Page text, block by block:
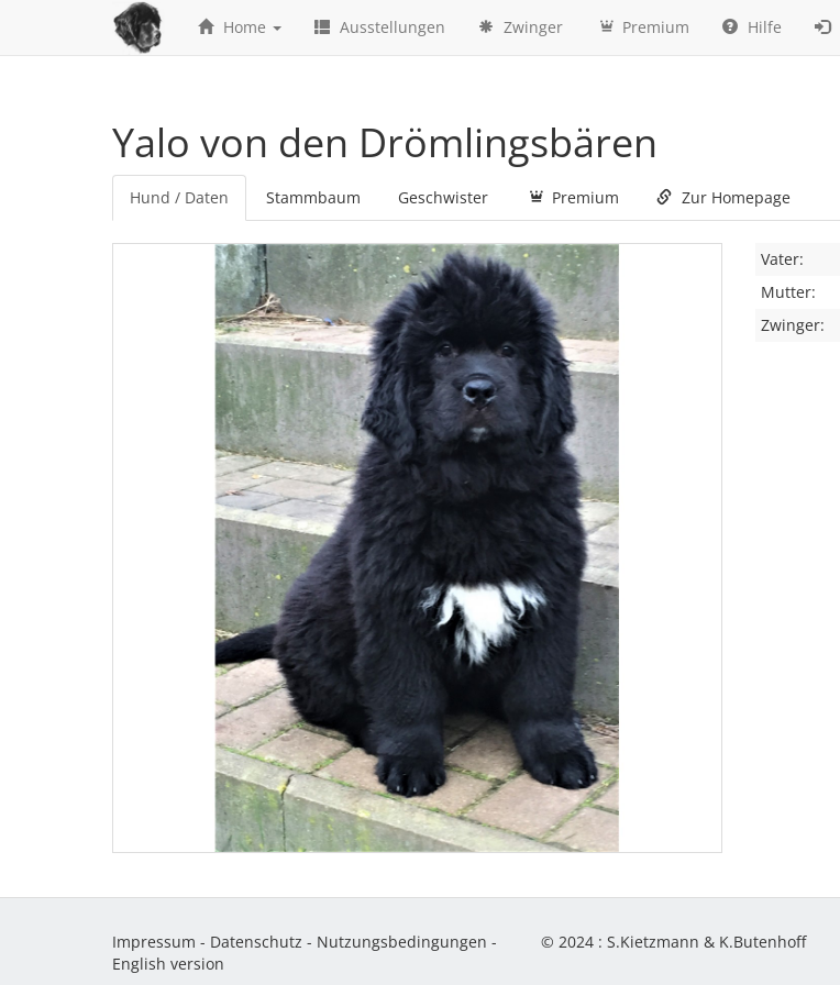
Home Ausstellungen Zwinger Premium Hilfe
Yalo von den Drömlingsbären
Hund / Daten Stammbaum Geschwister Premium Zur Homepage
Vater:
Mutter:
Zwinger:
Impressum - Datenschutz - Nutzungsbedingungen -
English version
© 2024 : S.Kietzmann & K.Butenhoff